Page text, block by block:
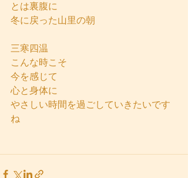
とは裏腹に
冬に戻った山里の朝
三寒四温
こんな時こそ
今を感じて
心と身体に
やさしい時間を過ごしていきたいです
ね